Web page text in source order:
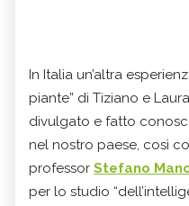
In Italia un’altra
piante” di Tiziano e
divulgato e fatto
nel nostro paese, così
professor Stefano
per lo studio